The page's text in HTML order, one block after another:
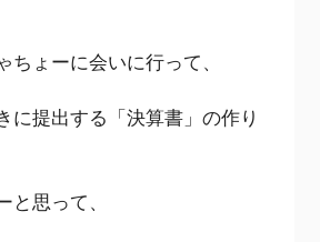
ちょーに会いに行って、
に提出する「決算書」の作り
と思って、